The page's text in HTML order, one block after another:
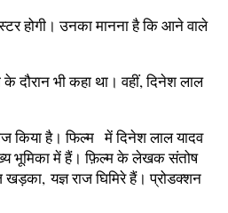
होगी। उनका मानना है कि आने वाले
भी कहा था। वहीं, दिनेश लाल
किया है। फिल्‍म में दिनेश लाल यादव
भूमिका में हैं। फ़िल्म के लेखक संतोष
यज्ञ राज घिमिरे हैं। प्रोडक्शन